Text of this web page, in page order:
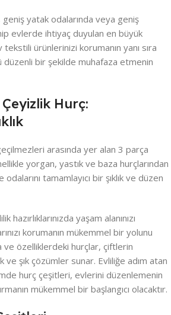
yatak odalarında veya geniş
evlerde ihtiyaç duyulan en büyük
ürünlerinizi korumanın yanı sıra
bir şekilde muhafaza etmenin
Hurç:
arasında yer alan 3 parça
yorgan, yastık ve baza hurçlarından
tamamlayıcı bir şıklık ve düzen
hazırlıklarınızda yaşam alanınızı
korumanın mükemmel bir yolunu
ve özelliklerdeki hurçlar, çiftlerin
ve şık çözümler sunar. Evliliğe adım atan
hurç çeşitleri, evlerini düzenlemenin
mükemmel bir başlangıcı olacaktır.